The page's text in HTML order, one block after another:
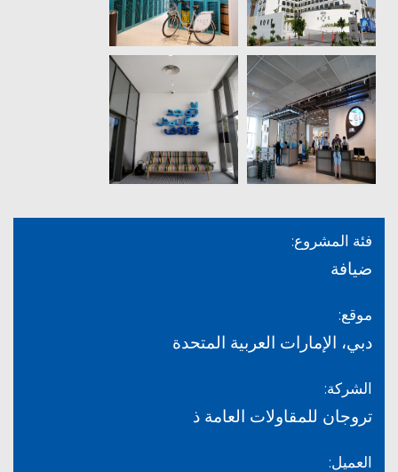
فئة المشروع:
ضيافة
موقع:
دبي، الإمارات العربية المتحدة
الشركة:
تروجان للمقاولات العامة ذ
العميل: